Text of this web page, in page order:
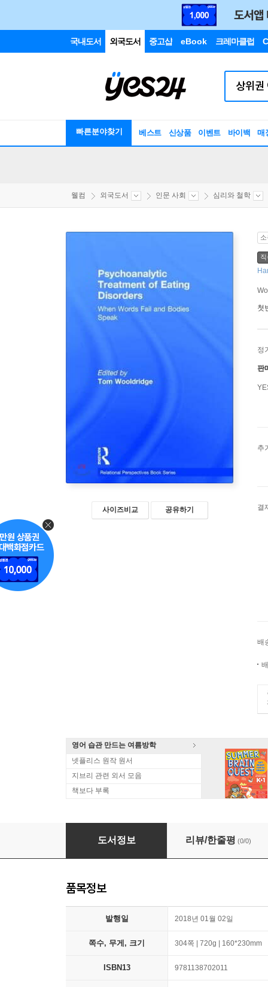
국내도서 외국도서 중고샵 eBook 크레마클럽
빠른분야찾기 베스트 신상품 이벤트 바이백 매
웰컴 외국도서 인문 사회 심리와 철학
사이즈비교 공유하기
첫
정
판
추
결
배
영어 습관 만드는 여름방학
넷플리스 원작 원서
지브리 관련 외서 모음
책보다 부록
Psychoanalytic Treatment of Eating
도서정보 리뷰/한줄평 (0/0)
품목정보
발행일 2018년 01월 02일
쪽수, 무게, 크기 304쪽 | 720g | 160*230mm
ISBN13 9781138702011